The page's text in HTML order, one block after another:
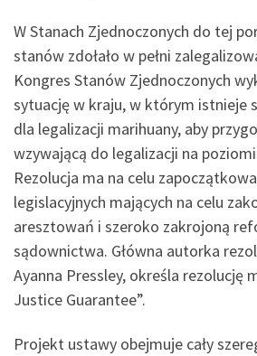
W Stanach Zjednoczonych do tej
stanów zdołało w pełni
Kongres Stanów Zjednoczonych
sytuację w kraju, w którym istnieje
dla legalizacji marihuany, aby
wzywającą do legalizacji na
Rezolucja ma na celu
legislacyjnych mających na celu
aresztowań i szeroko zakrojoną
sądownictwa. Główna autorka
Ayanna Pressley, określa rezolucję
Justice Guarantee”.
Projekt ustawy obejmuje cały